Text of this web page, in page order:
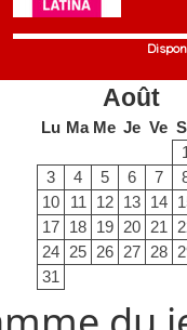
Août
Lu Ma Me Je Ve
3
4 5 6 7
10
11 12 13 14
17 18 19 20 21
24 25 26 27 28
31